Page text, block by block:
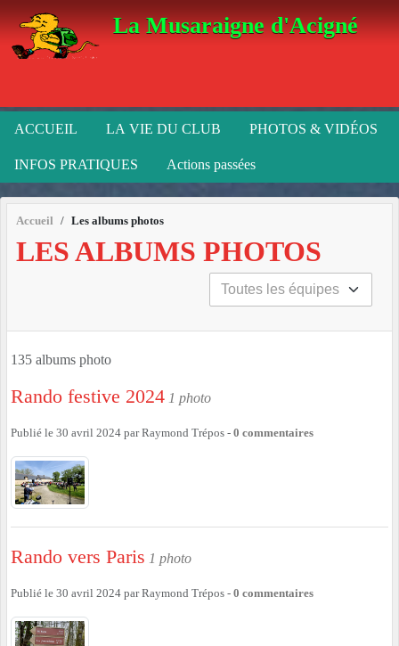
La Musaraigne d'Acigné
ACCUEIL LA VIE DU CLUB PHOTOS & VIDÉOS
INFOS PRATIQUES Actions passées
Accueil Les albums photos
LES ALBUMS PHOTOS
135 albums photo
Rando festive 2024 1 photo
Publié le 30 avril 2024 parRaymond Trépos - 0 commentaires
Rando vers Paris 1 photo
Publié le 30 avril 2024 parRaymond Trépos - 0 commentaires
Panneau de gestion des cookies